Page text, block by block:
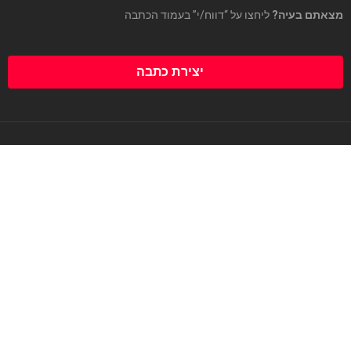
מצאתם בעיה? ליחצו על “דווח/י” בעמוד הכתבה
יצירת כתבה